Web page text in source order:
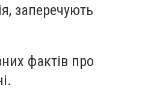
заперечують
фактів про